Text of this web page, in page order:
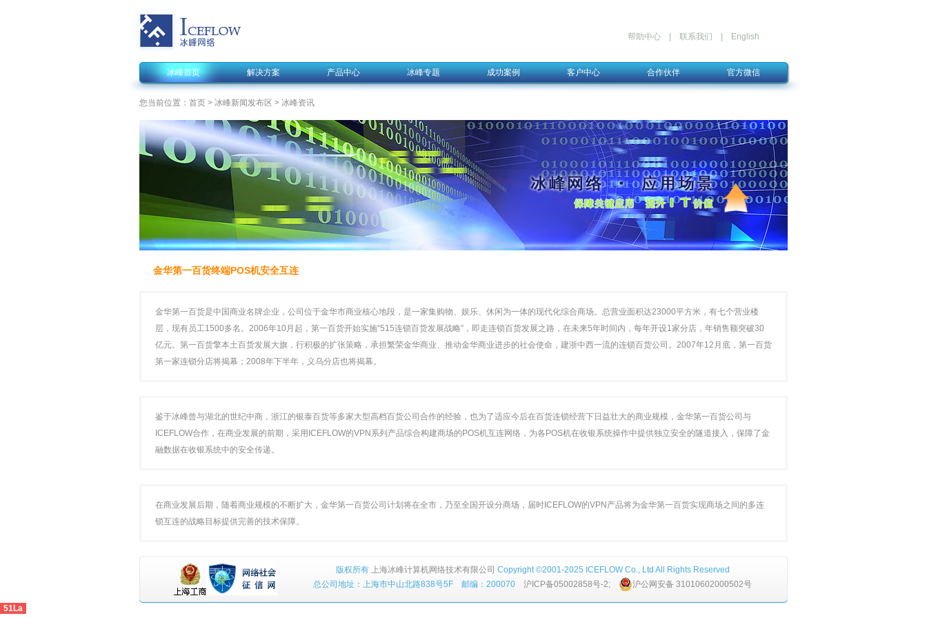
帮助中心| 联系我们 English
冰峰首页 解决方案 产品中心 冰峰专题 成功案例 客户中心 合作伙伴 官方微信
您当前位置： 首页 > 冰峰新闻发布区 > 冰峰资讯
金华第一百货终端POS机安全互连
金华第一百货是中国商业名牌企业，公司位于金华市商业核心地段，是一家集购物、娱乐、休闲为一体的现代化综合商场。总营业面积达23000平方米，有七个营业楼
层，现有员工1500多名。2006年10月起，第一百货开始实施“515连锁百货发展战略”，即走连锁百货发展之路，在未来5年时间内，每年开设1家分店，年销售额突破30
亿元。第一百货擎本土百货发展大旗，行积极的扩张策略，承担繁荣金华商业、推动金华商业进步的社会使命，建浙中西一流的连锁百货公司。2007年12月底，第一百货
第一家连锁分店将揭幕；2008年下半年，义乌分店也将揭幕。
鉴于冰峰曾与湖北的世纪中商，浙江的银泰百货等多家大型高档百货公司合作的经验，也为了适应今后在百货连锁经营下日益壮大的商业规模，金华第一百货公司与
ICEFLOW合作，在商业发展的前期，采用ICEFLOW的VPN系列产品综合构建商场的POS机互连网络，为各POS机在收银系统操作中提供独立安全的隧道接入，保障了金
融数据在收银系统中的安全传递。
在商业发展后期，随着商业规模的不断扩大，金华第一百货公司计划将在全市，乃至全国开设分商场，届时ICEFLOW的VPN产品将为金华第一百货实现商场之间的多连
锁互连的战略目标提供完善的技术保障。
版权所有 上海冰峰计算机网络技术有限公司 Copyright ©2001-2025 ICEFLOW Co., Ltd All Rights Reserved
总公司地址：上海市中山北路838号5F 邮编：200070 沪ICP备05002858号-2; 沪公网安备 31010602000502号
51La